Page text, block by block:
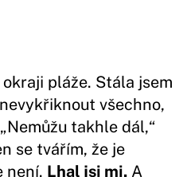
pláže. Stála jsem
všechno,
takhle dál,“
se tvářím, že je
není. Lhal jsi mi. A